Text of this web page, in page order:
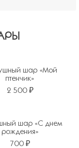
шар «Мой
птенчик»
2 500 ₽
шар «С днем
рождения»
700 ₽